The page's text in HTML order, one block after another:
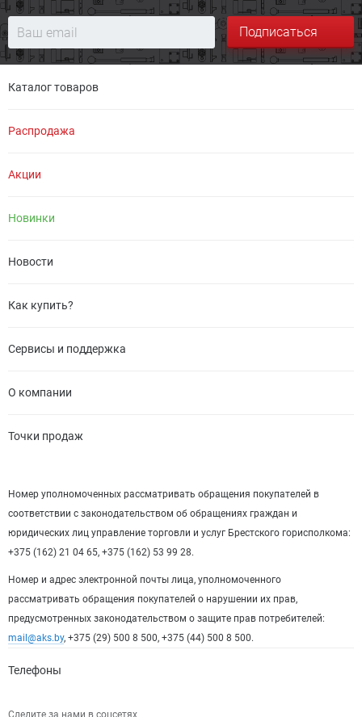
Подписаться
Каталог товаров
Распродажа
Акции
Новинки
Новости
Как купить?
Сервисы и поддержка
О компании
Точки продаж
Номер уполномоченных рассматривать обращения покупателей в
соответствии с законодательством об обращениях граждан и
юридических лиц управление торговли и услуг Брестского горисполкома:
+375 (162) 21 04 65, +375 (162) 53 99 28.
Номер и адрес электронной почты лица, уполномоченного
рассматривать обращения покупателей о нарушении их прав,
предусмотренных законодательством о защите прав потребителей:
mail@aks.by, +375 (29) 500 8 500, +375 (44) 500 8 500.
Телефоны
Следите за нами в соцсетях